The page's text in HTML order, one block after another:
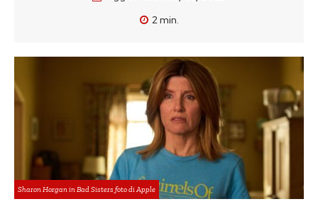
2min.
Sharon Horgan in Bad Sisters foto di Apple